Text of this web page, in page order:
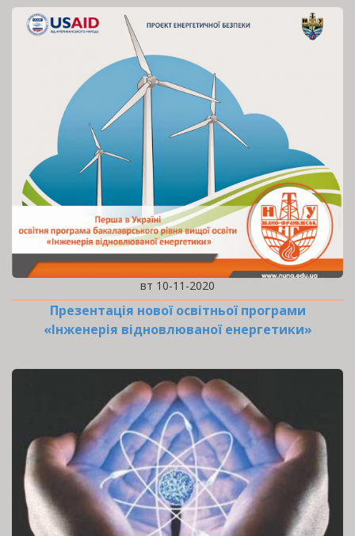
вт 10-11-2020
Презентація нової освітньої програми
«Інженерія відновлюваної енергетики»